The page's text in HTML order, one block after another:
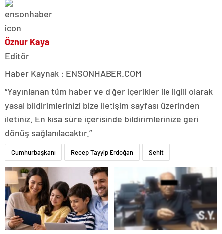
Öznur Kaya
Editör
Haber Kaynak : ENSONHABER.COM
“Yayınlanan tüm haber ve diğer içerikler ile ilgili olarak
yasal bildirimlerinizi bize iletişim sayfası üzerinden
iletiniz. En kısa süre içerisinde bildirimlerinize geri
dönüş sağlanılacaktır.”
Cumhurbaşkanı Recep Tayyip Erdoğan Şehit